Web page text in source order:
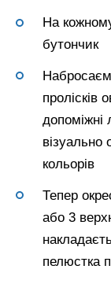
На
бутончик
пролісків
допоміжні
візуально
кольорів
Тепер
або 3
пелюстка